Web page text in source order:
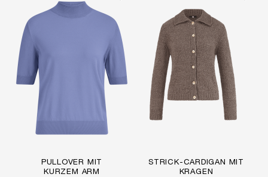
PULLOVER MIT
KURZEM ARM
STRICK-CARDIGAN MIT
KRAGEN